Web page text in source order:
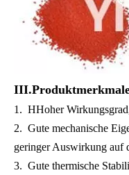
1. HHoher
2. Gute mechanische
geringer Auswirkung auf
3. Gute thermische